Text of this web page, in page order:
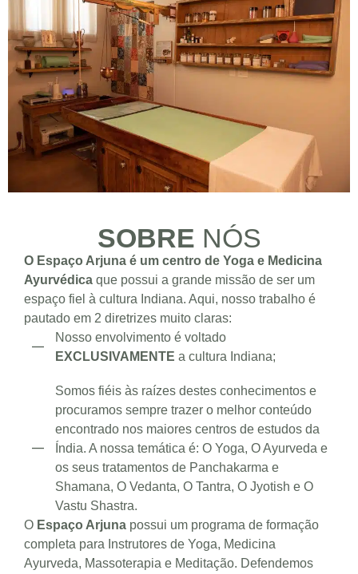
SOBRE NÓS
O Espaço Arjuna é um centro de Yoga e Medicina
Ayurvédica que possui a grande missão de ser um
espaço fiel à cultura Indiana. Aqui, nosso trabalho é
pautado em 2 diretrizes muito claras:
Nosso envolvimento é voltado
EXCLUSIVAMENTE a cultura Indiana;
Somos fiéis às raízes destes conhecimentos e
procuramos sempre trazer o melhor conteúdo
encontrado nos maiores centros de estudos da
Índia. A nossa temática é: O Yoga, O Ayurveda e
os seus tratamentos de Panchakarma e
Shamana, O Vedanta, O Tantra, O Jyotish e O
Vastu Shastra.
O Espaço Arjuna possui um programa de formação
completa para Instrutores de Yoga, Medicina
Ayurveda, Massoterapia e Meditação. Defendemos